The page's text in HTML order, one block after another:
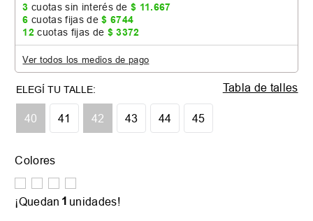
3 cuotas sin interés de$ 11.667
6 cuotas fijas de$ 6744
12 cuotas fijas de $ 3372
Ver todos los medios de pago
40 41 42 43 44 45
Tabla de talles
Colores
¡Quedan 1 unidades!